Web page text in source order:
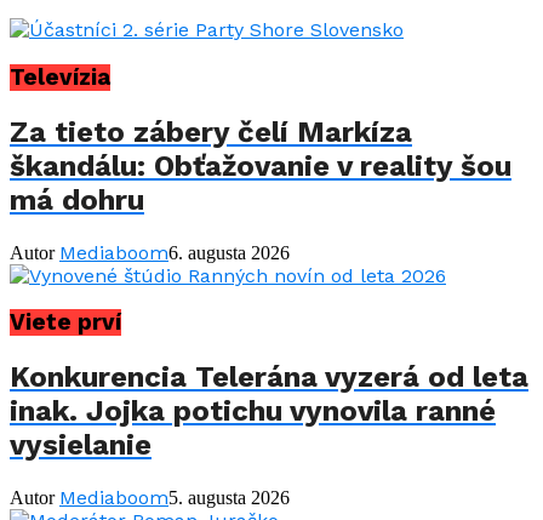
Televízia
Za tieto zábery čelí Markíza
škandálu: Obťažovanie v reality šou
má dohru
Autor Mediaboom6. augusta 2026
Viete prví
Konkurencia Telerána vyzerá od leta
inak. Jojka potichu vynovila ranné
vysielanie
Autor Mediaboom5. augusta 2026